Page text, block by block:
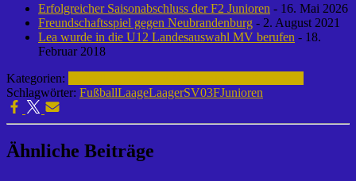
Erfolgreicher Saisonabschluss der F2 Junioren - 16. Mai 2026
Freundschaftsspiel gegen Neubrandenburg - 2. August 2021
Lea wurde in die U12 Landesauswahl MV berufen - 18.
Februar 2018
Kategorien:
Schlagwörter: FußballLaageLaagerSV03FJunioren
Ähnliche Beiträge